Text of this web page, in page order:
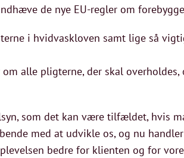
de nye EU-regler om
i hvidvaskloven samt lige så
alle pligterne, der skal
som det kan være tilfældet, hvis
med at udvikle os, og nu
bedre for klienten og for